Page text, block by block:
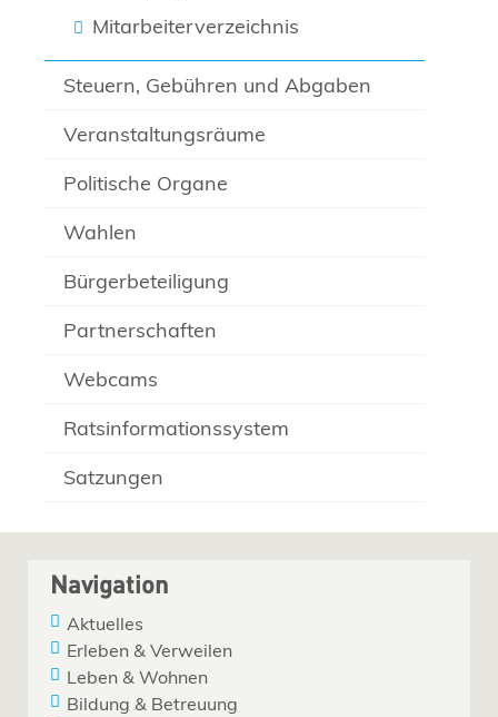
Mitarbeiterverzeichnis
Steuern, Gebühren und Abgaben
Veranstaltungsräume
Politische Organe
Wahlen
Bürgerbeteiligung
Partnerschaften
Webcams
Ratsinformationssystem
Satzungen
Navigation
Aktuelles
Erleben & Verweilen
Leben & Wohnen
Bildung & Betreuung